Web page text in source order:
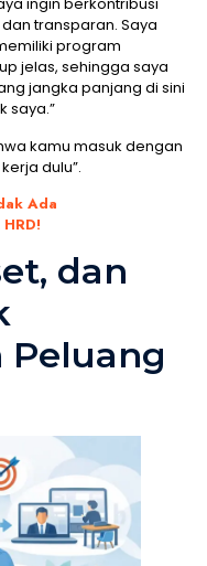
transparan. Saya
program
jelas, sehingga saya
jangka panjang di sini
saya.”
kamu masuk dengan
dulu”.
Ada
dan